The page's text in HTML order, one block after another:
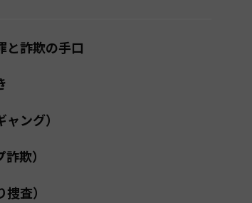
と詐欺の手口
ング）
欺）
査）